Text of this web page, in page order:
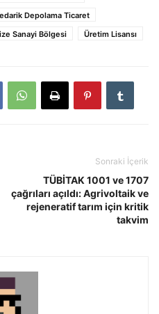
Depolama Ticaret
Sanayi Bölgesi
Üretim Lisansı
Sonraki İçerik
TÜBİTAK 1001 ve 1707
çağrıları açıldı: Agrivoltaik ve
rejeneratif tarım için kritik
takvim